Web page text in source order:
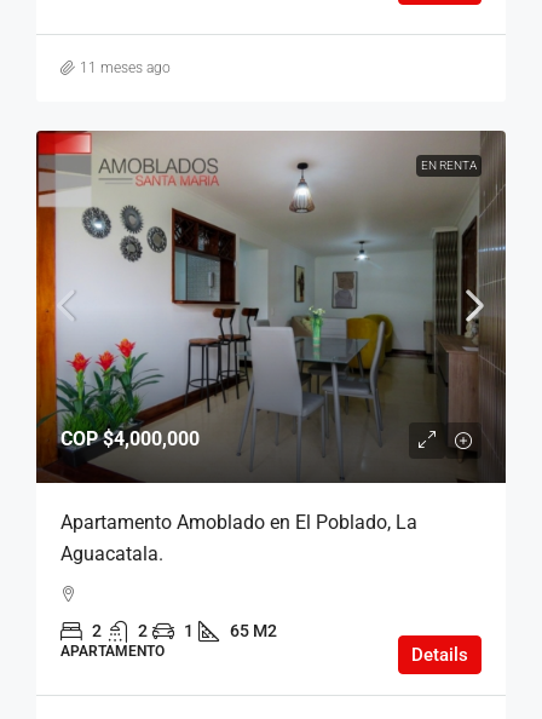
11 meses ago
EN RENTA
COP$4,000,000
Apartamento Amoblado en El Poblado, La
Aguacatala.
2 2 1 65 M2
APARTAMENTO Details